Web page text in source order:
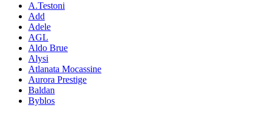
A.Testoni
Add
Adele
AGL
Aldo Brue
Alysi
Atlanata Mocassine
Aurora Prestige
Baldan
Byblos